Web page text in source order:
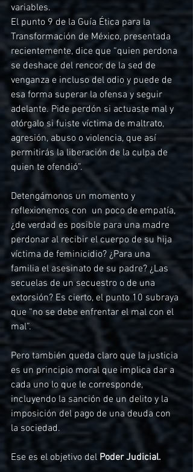
variables.
El punto 9 de la Guía Ética para la
Transformación de México, presentada
recientemente, dice que “quien perdona
se deshace del rencor, de la sed de
venganza e incluso del odio y puede de
esa forma superar la ofensa y seguir
adelante. Pide perdón si actuaste mal y
otórgalo si fuiste víctima de maltrato,
agresión, abuso o violencia, que así
permitirás la liberación de la culpa de
quien te ofendió”.
Detengámonos un momento y
reflexionemos con  un poco de empatía,
¿de verdad es posible para una madre
perdonar al recibir el cuerpo de su hija
víctima de feminicidio? ¿Para una
familia el asesinato de su padre? ¿Las
secuelas de un secuestro o de una
extorsión? Es cierto, el punto 10 subraya
que “no se debe enfrentar el mal con el
mal”.
Pero también queda claro que la justicia
es un principio moral que implica dar a
cada uno lo que le corresponde,
incluyendo la sanción de un delito y la
imposición del pago de una deuda con
la sociedad.
Ese es el objetivo del Poder Judicial.